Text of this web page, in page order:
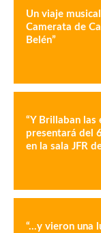
Un viaje
Camerata de
Belén”
“Y Brillaban las
presentará del
en la sala JFR
“…y vieron una